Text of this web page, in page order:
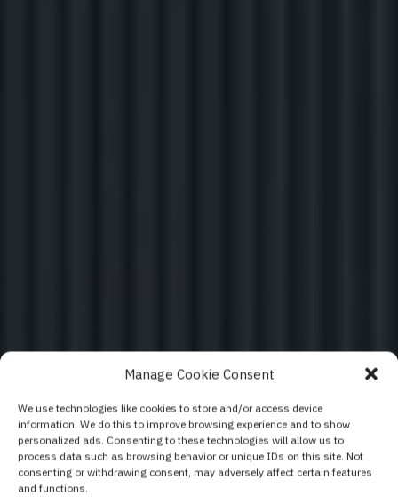
Manage Cookie Consent
We use technologies like cookies to store and/or access device
information. We do this to improve browsing experience and to show
personalized ads. Consenting to these technologies will allow us to
process data such as browsing behavior or unique IDs on this site. Not
consenting or withdrawing consent, may adversely affect certain features
and functions.
Елегант - най -
добрата концепция